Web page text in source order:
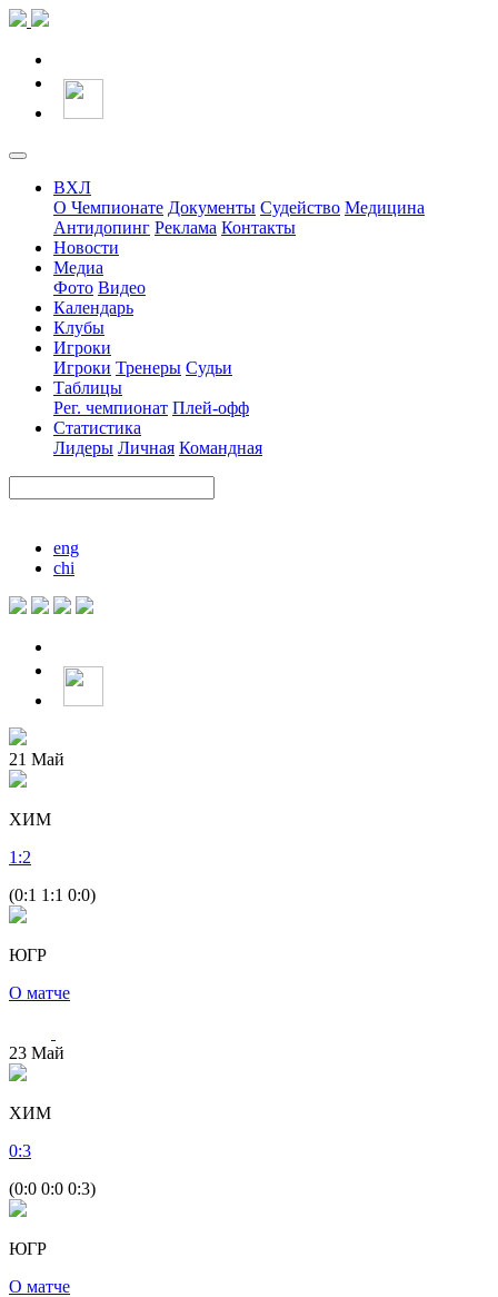
ВХЛ
О Чемпионате Документы Судейство Медицина
Антидопинг Реклама Контакты
Новости
Медиа
Фото Видео
Календарь
Клубы
Игроки
Игроки Тренеры Судьи
Таблицы
Рег. чемпионат Плей-офф
Статистика
Лидеры Личная Командная
eng
chi
21 Май
ХИМ
1 :2
(0:1 1:1 0:0)
ЮГР
О матче
23 Май
ХИМ
0:3
(0:0 0:0 0:3)
ЮГР
О матче